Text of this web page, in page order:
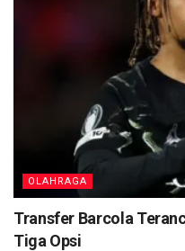
OLAHRAGA
Transfer Barcola
Tiga Opsi